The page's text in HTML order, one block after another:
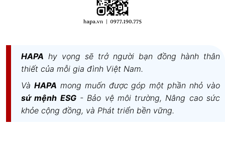
Mùi Khói Elica JUNO - 600 m³/h - Bảo Hành Chính
Hãng 36 tháng, Miễn Phí Vận Chuyển TOÀN QUỐC -
bảo Uy tín và Chất lượng. | hapa.vn
HAPA hy vọng sẽ trở người bạn đồng hành thân
thiết của mỗi gia đình Việt Nam.
Và HAPA mong muốn được góp một phần nhỏ vào
sứ mệnh ESG- Bảo vệ môi trường, Nâng cao sức
khỏe cộng đồng, và Phát triển bền vững.